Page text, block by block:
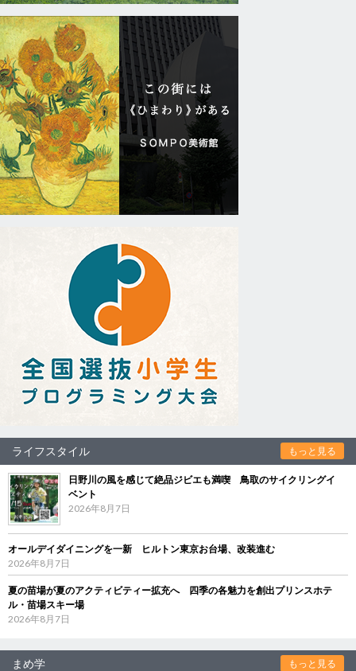
ライフスタイル もっと見る
日野川の風を感じて絶品ジビエも満喫 鳥取のサイクリングイ
ベント
2026年8月7日
オールデイダイニングを一新 ヒルトン東京お台場、改装進む
2026年8月7日
夏の苗場が夏のアクティビティー拡充へ 四季の各魅力を創出プリンスホテ
ル・苗場スキー場
2026年8月7日
まめ学 もっと見る